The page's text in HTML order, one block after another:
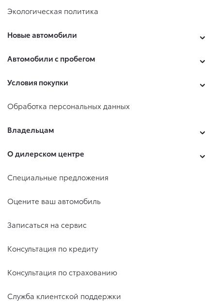
Экологическая политика
Новые автомобили
Автомобили с пробегом
Условия покупки
Обработка персональных данных
Владельцам
О дилерском центре
Специальные предложения
Оцените ваш автомобиль
Записаться на сервис
Консультация по кредиту
Консультация по страхованию
Служба клиентской поддержки